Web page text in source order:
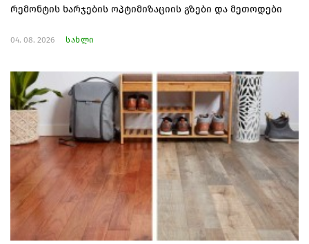
რემონტის ხარჯების ოპტიმიზაციის გზები და მეთოდები
04. 08. 2026 სახლი